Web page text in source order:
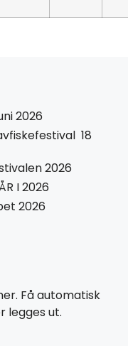
2026
18
2026
I 2026
2026
Få automatisk
legges ut.